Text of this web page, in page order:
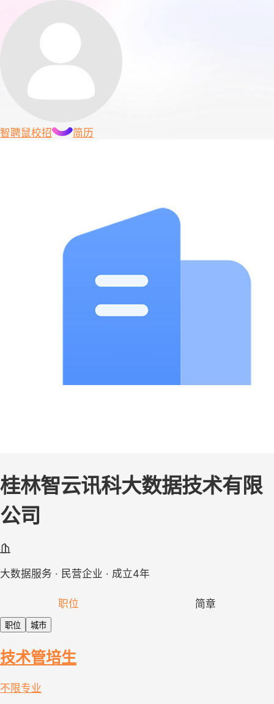
智聘鼠校招 简历
桂林智云讯科大数据技术有限
公司
大数据服务 · 民营企业 · 成立4年
职位 简章
职位 城市
技术管培生
不限专业